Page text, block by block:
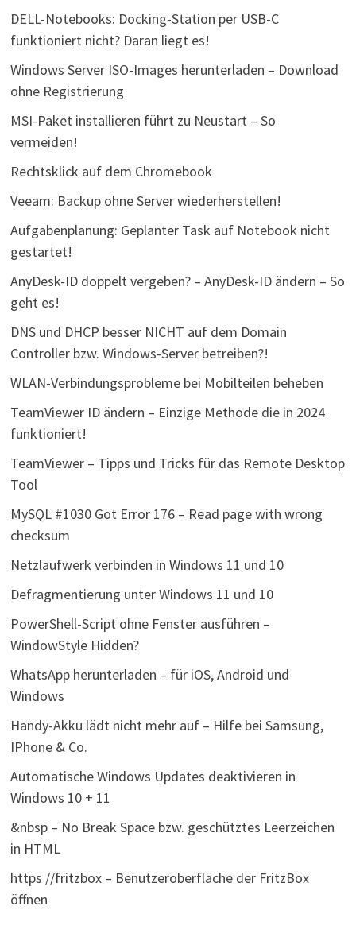
DELL-Notebooks: Docking-Station per USB-C
funktioniert nicht? Daran liegt es!
Windows Server ISO-Images herunterladen – Download
ohne Registrierung
MSI-Paket installieren führt zu Neustart – So
vermeiden!
Rechtsklick auf dem Chromebook
Veeam: Backup ohne Server wiederherstellen!
Aufgabenplanung: Geplanter Task auf Notebook nicht
gestartet!
AnyDesk-ID doppelt vergeben? – AnyDesk-ID ändern – So
geht es!
DNS und DHCP besser NICHT auf dem Domain
Controller bzw. Windows-Server betreiben?!
WLAN-Verbindungsprobleme bei Mobilteilen beheben
TeamViewer ID ändern – Einzige Methode die in 2024
funktioniert!
TeamViewer – Tipps und Tricks für das Remote Desktop
Tool
MySQL #1030 Got Error 176 – Read page with wrong
checksum
Netzlaufwerk verbinden in Windows 11 und 10
Defragmentierung unter Windows 11 und 10
PowerShell-Script ohne Fenster ausführen –
WindowStyle Hidden?
WhatsApp herunterladen – für iOS, Android und
Windows
Handy-Akku lädt nicht mehr auf – Hilfe bei Samsung,
IPhone & Co.
Automatische Windows Updates deaktivieren in
Windows 10 + 11
&nbsp – No Break Space bzw. geschütztes Leerzeichen
in HTML
https //fritzbox – Benutzeroberfläche der FritzBox
öffnen